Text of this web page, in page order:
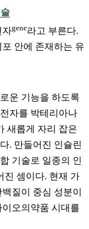
자gene라고 부른다.
안에 존재하는 유
운 기능을 하도록
자를 박테리아나
새롭게 자리 잡은
. 만들어진 인슐린
기술로 일종의 인
진 셈이다. 현재 가
질이 중심 성분이
오의약품 시대를